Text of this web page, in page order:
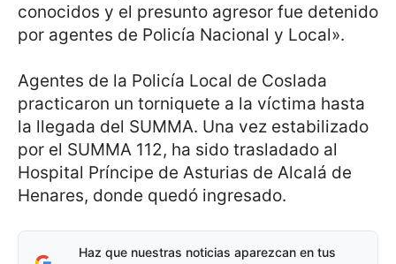
conocidos y el presunto agresor fue detenido
por agentes de Policía Nacional y Local».
Agentes de la Policía Local de Coslada
practicaron un torniquete a la víctima hasta
la llegada del SUMMA. Una vez estabilizado
por el SUMMA 112, ha sido trasladado al
Hospital Príncipe de Asturias de Alcalá de
Henares, donde quedó ingresado.
Haz que nuestras noticias aparezcan en tus